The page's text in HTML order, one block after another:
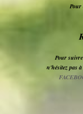
Pour
Pour
n'hésitez pas